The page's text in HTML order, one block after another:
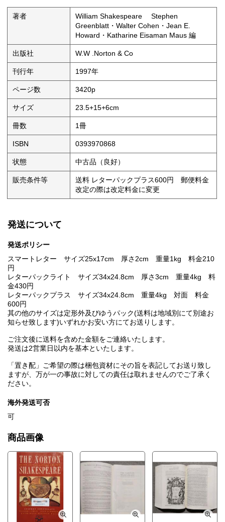
著者
William Shakespeare Stephen
Greenblatt・Walter Cohen・Jean E.
Howard・Katharine Eisaman Maus 編
出版社 W.W .Norton & Co
刊行年 1997年
ページ数 3420p
サイズ 23.5+15+6cm
冊数 1冊
ISBN 0393970868
状態 中古品（良好）
販売条件等
送料 レターパックプラス600円 郵便料金
改定の際は改定料金に変更
発送について
発送ポリシー
スマートレター サイズ25x17cm 厚さ2cm 重量1kg 料金210
円
レターパックライト サイズ34x24.8cm 厚さ3cm 重量4kg 料
金430円
レターパックプラス サイズ34x24.8cm 重量4kg 対面 料金
600円
其の他のサイズは定形外及びゆうパック(送料は地域別にて別途お
知らせ致します)いずれかお安い方にてお送りします。
ご注文後に送料を含めた金額をご連絡いたします。
発送は2営業日以内を基本といたします。
「置き配」ご希望の際は梱包資材にその旨を表記してお送り致し
ますが、万が一の事故に対しての責任は取れませんのでご了承く
ださい。
海外発送可否
可
商品画像